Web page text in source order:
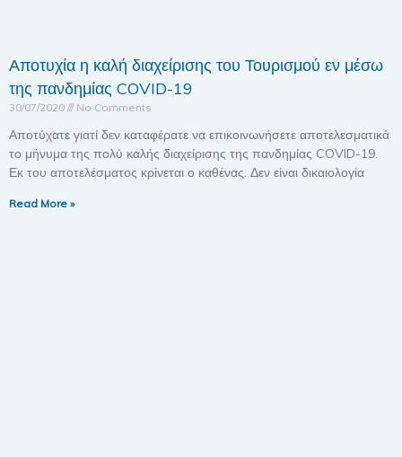
Αποτυχία η καλή διαχείρισης του Τουρισμού εν μέσω
της πανδημίας COVID-19
30/07/2020 No Comments
Αποτύχατε γιατί δεν καταφέρατε να επικοινωνήσετε αποτελεσματικά
το μήνυμα της πολύ καλής διαχείρισης της πανδημίας COVID-19.
Εκ του αποτελέσματος κρίνεται ο καθένας. Δεν είναι δικαιολογία
Read More »